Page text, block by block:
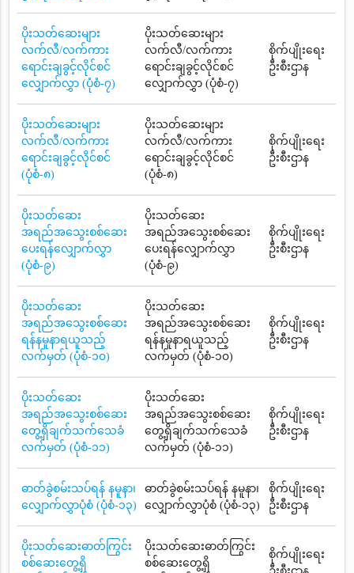
ပိုးသတ်ဆေးများ
လက်လီ/လက်ကား
ရောင်းချခွင့်လိုင်စင်
လျှောက်လွှာ (ပုံစံ-၇)
ပိုးသတ်ဆေးများ
လက်လီ/လက်ကား
ရောင်းချခွင့်လိုင်စင်
လျှောက်လွှာ (ပုံစံ-၇)
စိုက်ပျိုးရေး
ဦးစီးဌာန
ပိုးသတ်ဆေးများ
လက်လီ/လက်ကား
ရောင်းချခွင့်လိုင်စင်
(ပုံစံ-၈)
ပိုးသတ်ဆေးများ
လက်လီ/လက်ကား
ရောင်းချခွင့်လိုင်စင်
(ပုံစံ-၈)
စိုက်ပျိုးရေး
ဦးစီးဌာန
ပိုးသတ်ဆေး
အရည်အသွေးစစ်ဆေး
ပေးရန်လျှောက်လွှာ
(ပုံစံ-၉)
ပိုးသတ်ဆေး
အရည်အသွေးစစ်ဆေး
ပေးရန်လျှောက်လွှာ
(ပုံစံ-၉)
စိုက်ပျိုးရေး
ဦးစီးဌာန
ပိုးသတ်ဆေး
အရည်အသွေးစစ်ဆေး
ရန်နမူနာရယူသည့်
လက်မှတ် (ပုံစံ-၁၀)
ပိုးသတ်ဆေး
အရည်အသွေးစစ်ဆေး
ရန်နမူနာရယူသည့်
လက်မှတ် (ပုံစံ-၁၀)
စိုက်ပျိုးရေး
ဦးစီးဌာန
ပိုးသတ်ဆေး
အရည်အသွေးစစ်ဆေး
တွေ့ရှိချက်သက်သေခံ
လက်မှတ် (ပုံစံ-၁၁)
ပိုးသတ်ဆေး
အရည်အသွေးစစ်ဆေး
တွေ့ရှိချက်သက်သေခံ
လက်မှတ် (ပုံစံ-၁၁)
စိုက်ပျိုးရေး
ဦးစီးဌာန
ဓာတ်ခွဲစမ်းသပ်ရန် နမူနာ၊
လျှောက်လွှာပုံစံ (ပုံစံ-၁၃)
ဓာတ်ခွဲစမ်းသပ်ရန် နမူနာ၊
လျှောက်လွှာပုံစံ (ပုံစံ-၁၃)
စိုက်ပျိုးရေး
ဦးစီးဌာန
ပိုးသတ်ဆေးဓာတ်ကြွင်း
စစ်ဆေးတွေ့ရှိ
ပိုးသတ်ဆေးဓာတ်ကြွင်း
စစ်ဆေးတွေ့ရှိ
စိုက်ပျိုးရေး